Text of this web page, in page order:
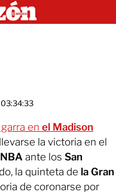
en el Madison
la victoria en el
ante los San
la quinteta de la Gran
de coronarse por